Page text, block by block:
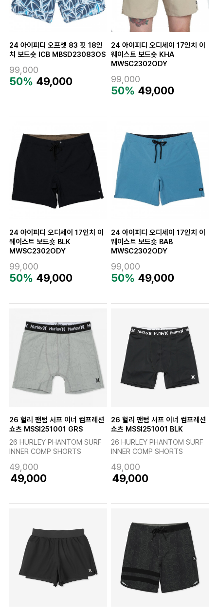
24 아이피디 오프셋 83 핏 18인
치 보드숏 ICB MBSD23083OS
99,000
50% 49,000
24 아이피디 오디세이 17인치 이
웨이스트 보드숏 KHA
MWSC2302ODY
99,000
50% 49,000
24 아이피디 오디세이 17인치 이
웨이스트 보드숏 BLK
MWSC2302ODY
99,000
50% 49,000
24 아이피디 오디세이 17인치 이
웨이스트 보드숏 BAB
MWSC2302ODY
99,000
50% 49,000
26 헐리 팬텀 서프 이너 컴프레션
쇼츠 MSSI251001 GRS
26 HURLEY PHANTOM SURF
INNER COMP SHORTS
49,000
49,000
26 헐리 팬텀 서프 이너 컴프레션
쇼츠 MSSI251001 BLK
26 HURLEY PHANTOM SURF
INNER COMP SHORTS
49,000
49,000